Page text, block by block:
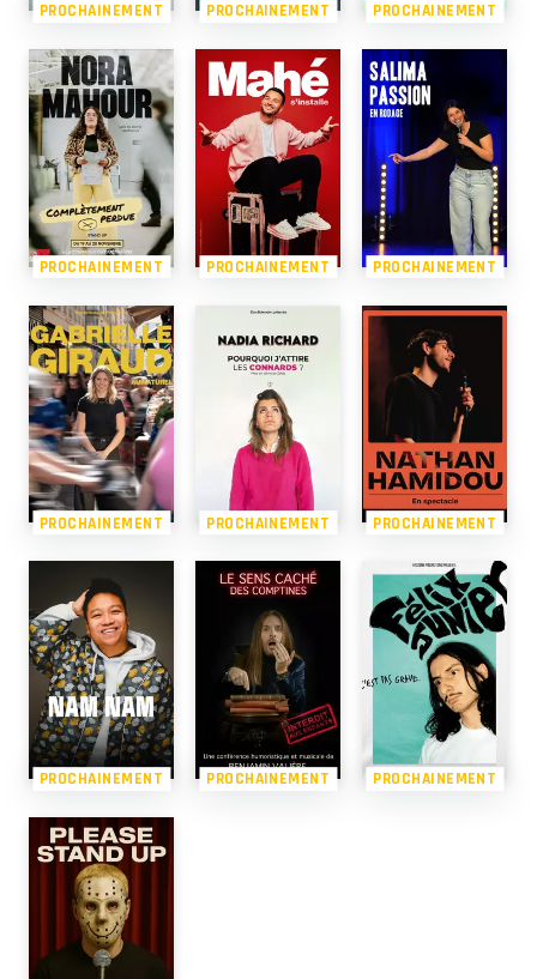
PROCHAINEMENT PROCHAINEMENT PROCHAINEMENT
PROCHAINEMENT PROCHAINEMENT PROCHAINEMENT
PROCHAINEMENT PROCHAINEMENT PROCHAINEMENT
PROCHAINEMENT PROCHAINEMENT PROCHAINEMENT